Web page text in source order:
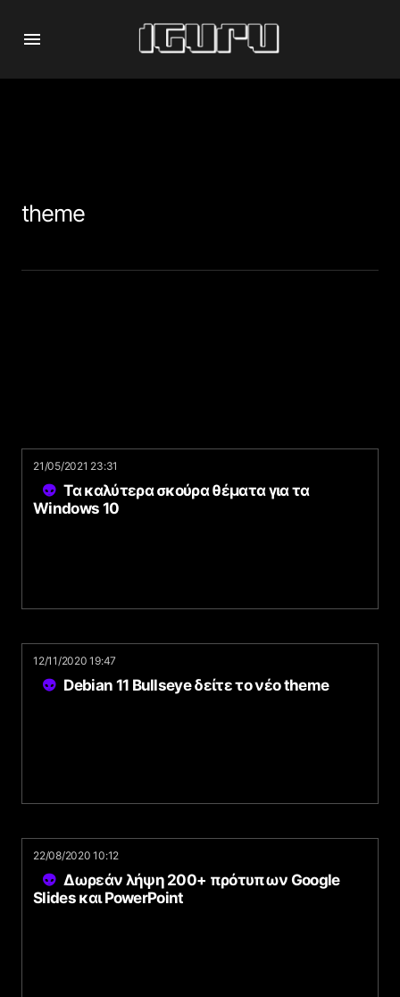
theme
21/05/2021 23:31
Τα καλύτερα σκούρα θέματα για τα
Windows 10
12/11/2020 19:47
Debian 11 Bullseye δείτε το νέο theme
22/08/2020 10:12
Δωρεάν λήψη 200+ πρότυπων Google
Slides και PowerPoint